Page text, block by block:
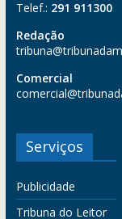
Telef.: 291 911300
Redação
Comercial
Serviços
Publicidade
Tribuna do Leitor